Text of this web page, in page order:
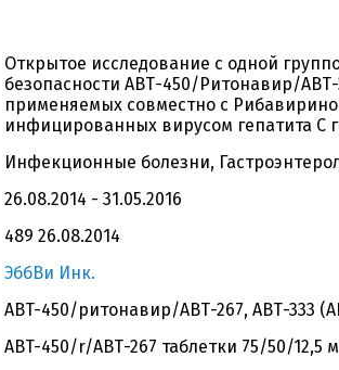
Открытое исследование с одной
безопасности АВТ-450/Ритонавир/
применяемых совместно с
инфицированных вирусом гепатита С
Инфекционные болезни,
26.08.2014 - 31.05.2016
489 26.08.2014
ЭббВи Инк.
ABT-450/ритонавир/АВТ-267, АВТ-333
ABT-450/r/АВТ-267 таблетки 75/50/12,5